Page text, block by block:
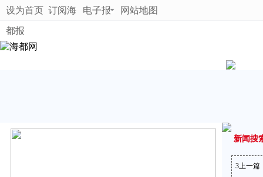
设为首页 订阅海
都报
电子报 网站地图
新闻搜
3上一篇